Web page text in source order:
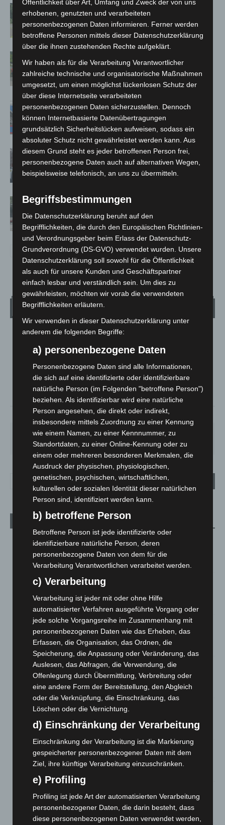
Brand im „Haus der Begegnung“ in
Neuwarmbüchen schnell eingedämmt
Notfallsanitäter starten beim Roten
Kreuz
Mann läuft mit Hockeyschläger über
A7 – Polizei sucht Zeugen
Celle: Mensch stirbt bei Bagger-Unfall
auf Baustelle
Gasleitung bei McDonald’s-Umbau in
Langenhagen beschädigt
Wetter
LANGENHAGEN
Klarer Himmel
22°C 24.4°
21.6°
51% 2.2m/s 5%
SA.
27°
SO.
34°
MO.
28°
DI.
22° 26
Aktuelle Beiträge
Kunst trifft Weingenuss: Barbara-Susann Mehring zeigt ihre
Werke im Jacques’ Wein-Depot Isernhagen
8. August 2026
A2: Zweite Turbobaustelle startet zwischen Hannover-West
Niedersachsen: Feuerwehrkräfte kehren nach
Waldbrandeinsatz aus Spanien zurück
7. August 2026
Hannover: Erste Tigermücken-Population in Niedersachsen
entdeckt
7. August 2026
Brand im „Haus der Begegnung“ in Neuwarmbüchen schnell
6. August 2026
Region Hannover: 21 neue Notfallsanitäter starten beim
Roten Kreuz
Zeugen
5. August 2026
Öffentlichkeit über Art, Umfang und Zweck der von uns
erhobenen, genutzten und verarbeiteten
personenbezogenen Daten informieren. Ferner werden
betroffene Personen mittels dieser Datenschutzerklärung
über die ihnen zustehenden Rechte aufgeklärt.
Wir haben als für die Verarbeitung Verantwortlicher
zahlreiche technische und organisatorische Maßnahmen
umgesetzt, um einen möglichst lückenlosen Schutz der
über diese Internetseite verarbeiteten
personenbezogenen Daten sicherzustellen. Dennoch
können Internetbasierte Datenübertragungen
grundsätzlich Sicherheitslücken aufweisen, sodass ein
absoluter Schutz nicht gewährleistet werden kann. Aus
diesem Grund steht es jeder betroffenen Person frei,
personenbezogene Daten auch auf alternativen Wegen,
beispielsweise telefonisch, an uns zu übermitteln.
Begriffsbestimmungen
Die Datenschutzerklärung beruht auf den
Begrifflichkeiten, die durch den Europäischen Richtlinien-
und Verordnungsgeber beim Erlass der Datenschutz-
Grundverordnung (DS-GVO) verwendet wurden. Unsere
Datenschutzerklärung soll sowohl für die Öffentlichkeit
als auch für unsere Kunden und Geschäftspartner
einfach lesbar und verständlich sein. Um dies zu
gewährleisten, möchten wir vorab die verwendeten
Begrifflichkeiten erläutern.
Wir verwenden in dieser Datenschutzerklärung unter
anderem die folgenden Begriffe:
a) personenbezogene Daten
Personenbezogene Daten sind alle Informationen,
die sich auf eine identifizierte oder identifizierbare
natürliche Person (im Folgenden "betroffene Person")
beziehen. Als identifizierbar wird eine natürliche
Person angesehen, die direkt oder indirekt,
insbesondere mittels Zuordnung zu einer Kennung
wie einem Namen, zu einer Kennnummer, zu
Standortdaten, zu einer Online-Kennung oder zu
einem oder mehreren besonderen Merkmalen, die
Ausdruck der physischen, physiologischen,
genetischen, psychischen, wirtschaftlichen,
kulturellen oder sozialen Identität dieser natürlichen
Person sind, identifiziert werden kann.
b) betroffene Person
Betroffene Person ist jede identifizierte oder
identifizierbare natürliche Person, deren
personenbezogene Daten von dem für die
Verarbeitung Verantwortlichen verarbeitet werden.
c) Verarbeitung
Verarbeitung ist jeder mit oder ohne Hilfe
automatisierter Verfahren ausgeführte Vorgang oder
jede solche Vorgangsreihe im Zusammenhang mit
personenbezogenen Daten wie das Erheben, das
Erfassen, die Organisation, das Ordnen, die
Speicherung, die Anpassung oder Veränderung, das
Auslesen, das Abfragen, die Verwendung, die
Offenlegung durch Übermittlung, Verbreitung oder
eine andere Form der Bereitstellung, den Abgleich
oder die Verknüpfung, die Einschränkung, das
Löschen oder die Vernichtung.
d) Einschränkung der Verarbeitung
Einschränkung der Verarbeitung ist die Markierung
gespeicherter personenbezogener Daten mit dem
Ziel, ihre künftige Verarbeitung einzuschränken.
e) Profiling
Profiling ist jede Art der automatisierten Verarbeitung
personenbezogener Daten, die darin besteht, dass
diese personenbezogenen Daten verwendet werden,